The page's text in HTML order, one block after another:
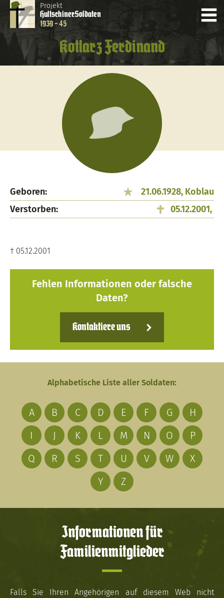
Projekt
HultschinerSoldaten
1939 - 45
Kotlarz Ferdinand
Geboren:
21.06.1928, Koblau
Verstorben:
05.12.2001,
† 05.12.2001
Fehlen Informationen oder falsche
Daten?
Kontaktiere uns
Alphabetische Liste aller Soldaten:
A B C D E F G
H
I
J K L M N O
P
Q
R S T U V W
X
Y
Z
Informationen für
Familienmitglieder
Falls Sie Ihren Angehörigen auf diesem Web nicht